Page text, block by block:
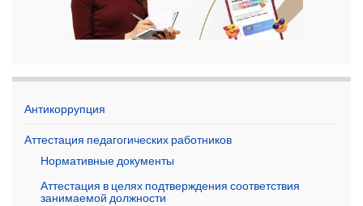
Антикоррупция
Аттестация педагогических работников
Нормативные документы
Аттестация в целях подтверждения соответствия
занимаемой должности